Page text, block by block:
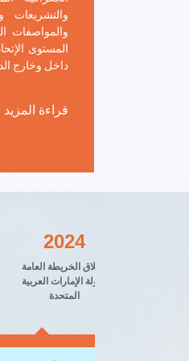
والتشريعات
والمواصفات
المستوى
داخل وخارج
قراءة المزيد
2024
إطلاق الخريطة العامة
لدولة الإمارات العربية